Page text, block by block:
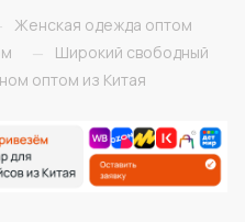
Женская одежда оптом
—
Широкий свободный
оптом из Китая